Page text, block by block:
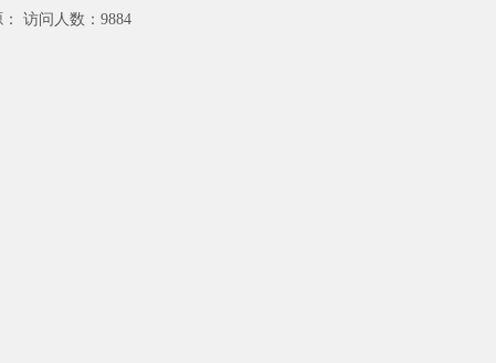
访问人数：9884